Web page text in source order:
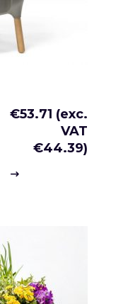
€53.71 (exc.
VAT
€44.39)